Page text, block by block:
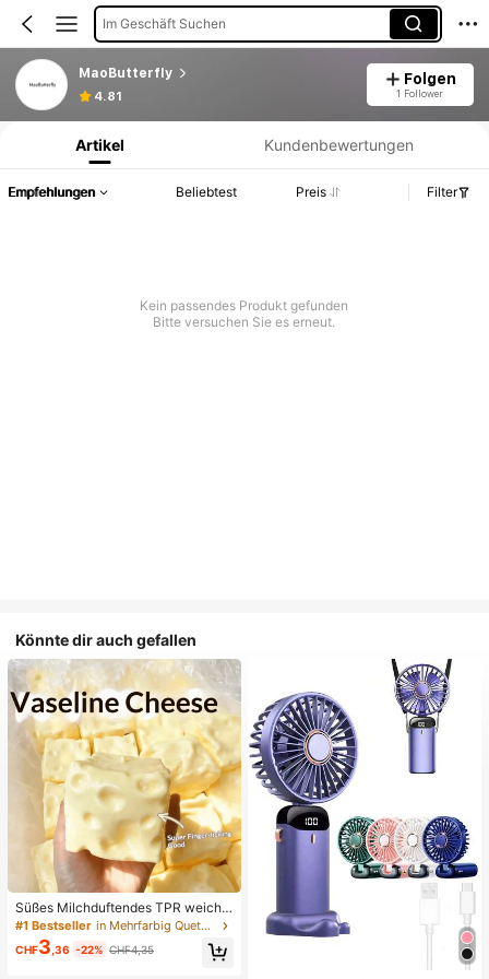
Im Geschäft Suchen
MaoButterfly
4.81
Folgen
1 Follower
Produktinformation: Preisangabe, Verkaufs- und Lagerbestandsdetails.
Artikel Kundenbewertungen
Empfehlungen Beliebtest Preis Filter
Kein passendes Produkt gefunden
Bitte versuchen Sie es erneut.
Könnte dir auch gefallen
Süßes Milchduftendes TPR weiche
s quetschbares Dumpling-förmiges
Stressabbau-Spielzeug, 5cm niedli
ches lustiges Quetsch-Stressabbau
#1 Bestseller in Mehrfarbig Quetschspielzeug für Teenager
CHF3 ,36 -22% CHF4,35